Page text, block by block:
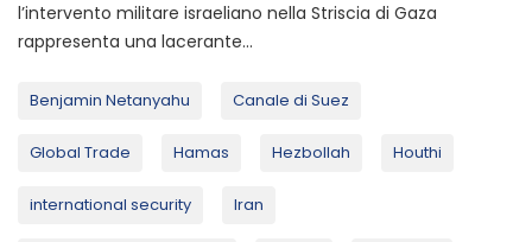
l’intervento militare israeliano nella Striscia di Gaza
rappresenta una lacerante...
Benjamin Netanyahu Canale di Suez
Global Trade Hamas Hezbollah Houthi
international security Iran